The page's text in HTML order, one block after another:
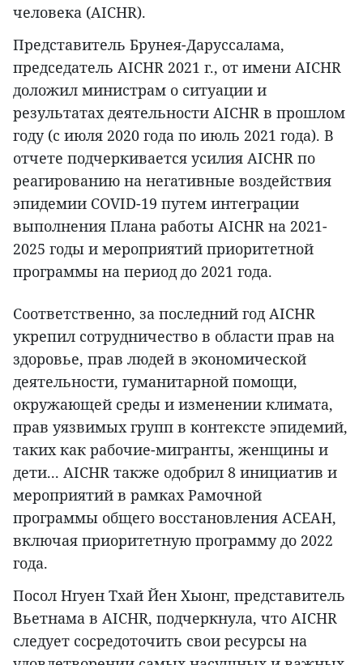
человека (AICHR).
Представитель Брунея-Даруссалама,
председатель AICHR 2021 г., от имени AICHR
доложил министрам о ситуации и
результатах деятельности AICHR в прошлом
году (с июля 2020 года по июль 2021 года). В
отчете подчеркивается усилия AICHR по
реагированию на негативные воздействия
эпидемии COVID-19 путем интеграции
выполнения Плана работы AICHR на 2021-
2025 годы и мероприятий приоритетной
программы на период до 2021 года.
Соответственно, за последний год AICHR
укрепил сотрудничество в области прав на
здоровье, прав людей в экономической
деятельности, гуманитарной помощи,
окружающей среды и изменении климата,
прав уязвимых групп в контексте эпидемий,
таких как рабочие-мигранты, женщины и
дети... AICHR также одобрил 8 инициатив и
мероприятий в рамках Рамочной
программы общего восстановления АСЕАН,
включая приоритетную программу до 2022
года.
Посол Нгуен Тхай Йен Хыонг, представитель
Вьетнама в AICHR, подчеркнула, что AICHR
следует сосредоточить свои ресурсы на